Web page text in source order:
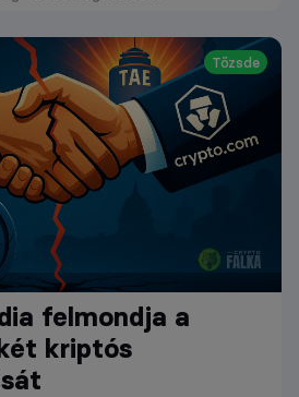
Tőzsde
felmondja a
kriptós